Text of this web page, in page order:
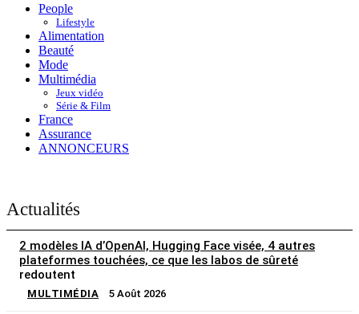
People
Lifestyle
Alimentation
Beauté
Mode
Multimédia
Jeux vidéo
Série & Film
France
Assurance
ANNONCEURS
Actualités
2 modèles IA d’OpenAI, Hugging Face visée, 4 autres
plateformes touchées, ce que les labos de sûreté
redoutent
MULTIMÉDIA 5 Août 2026